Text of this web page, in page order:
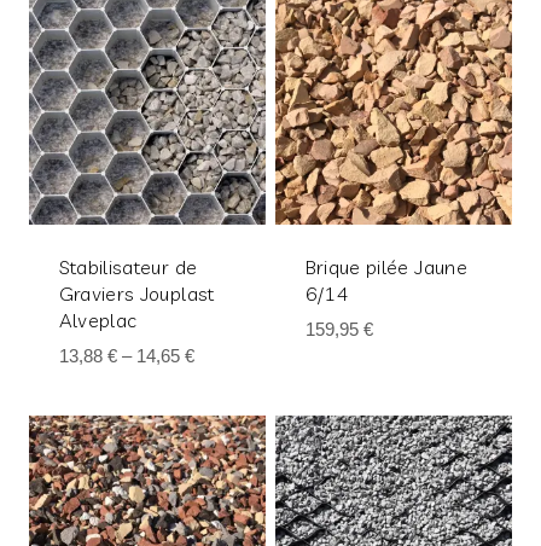
Stabilisateur de
Graviers Jouplast
Alveplac
13,88 €– 14,65 €
Brique pilée Jaune
6/14
159,95 €